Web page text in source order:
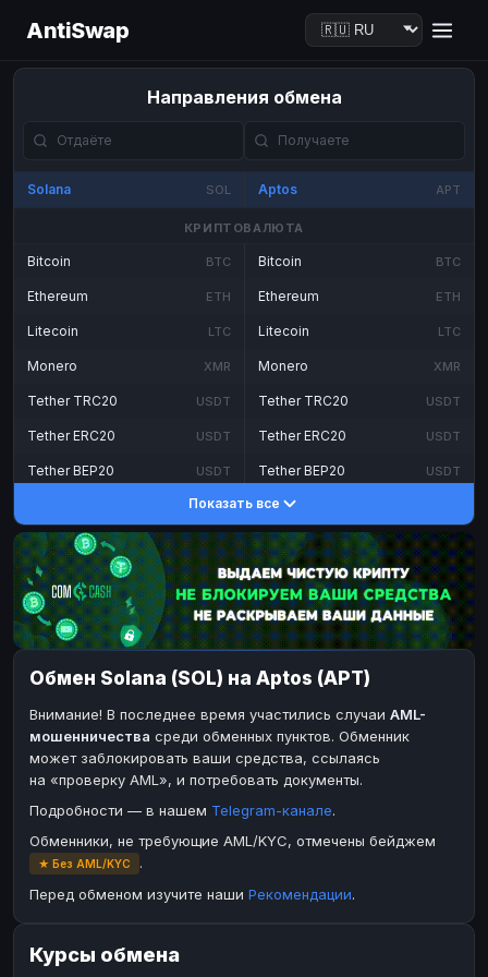
AntiSwap
Направления обмена
Solana SOL Aptos APT
КРИПТОВАЛЮТА
Bitcoin BTC
Ethereum ETH
Litecoin LTC
Monero XMR
Tether TRC20 USDT
Tether ERC20 USDT
Tether BEP20 USDT
DASH
Toncoin TON
Dogecoin DOGE
TRX TRON
Bitcoin Cash BCH
BinanceCoin BEP20
Ether Classic ETC
Bitcoin BTC
Ethereum ETH
Litecoin LTC
Monero XMR
Tether TRC20 USDT
Tether ERC20 USDT
Tether BEP20 USDT
DASH
Toncoin TON
Dogecoin DOGE
TRX TRON
Bitcoin Cash BCH
BinanceCoin
Ether Classic
Solana
Ripple
ЭЛЕКТРОННЫЕ ДЕНЬГИ
Paxum
Perfect Money USD
PayPal
Perfect Money
Показать все
Обмен Solana (SOL) на Aptos (APT)
Внимание! В последнее время участились случаи AML-
мошенничества среди обменных пунктов. Обменник
может заблокировать ваши средства, ссылаясь
на «проверку AML», и потребовать документы.
Подробности — в нашем Telegram-канале.
Обменники, не требующие AML/KYC, отмечены бейджем
★ Без AML/KYC
.
Перед обменом изучите наши Рекомендации.
Курсы обмена